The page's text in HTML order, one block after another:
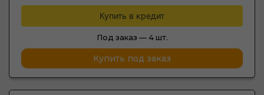
Купить в кредит
Под заказ — 4 шт.
Купить под заказ